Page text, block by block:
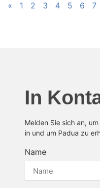
« 1 2 3 4 5 6 7
In
Melden Sie sich an,
in und um Padua zu
Name